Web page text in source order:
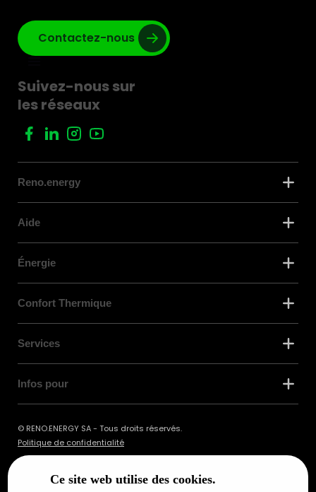
Ce site web utilise des cookies.
Contactez-nous
Suivez-nous sur
les réseaux
Reno.energy
Aide
Énergie
Confort Thermique
Services
Infos pour
© RENO.ENERGY SA - Tous droits réservés.
Politique de confidentialité